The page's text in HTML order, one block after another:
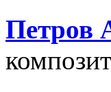
Петров